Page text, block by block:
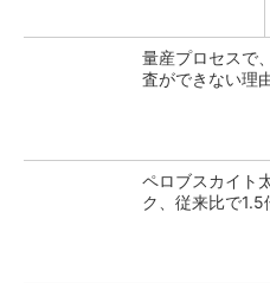
量産プロセスで
査ができない理
ペロブスカイト
ク、従来比で1.5